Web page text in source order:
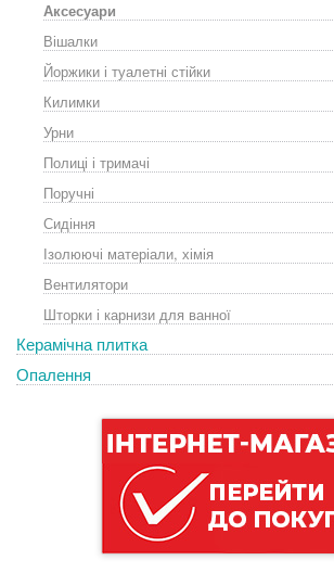
Аксесуари
Вішалки
Йоржики і туалетні стійки
Килимки
Урни
Полиці і тримачі
Поручні
Сидіння
Ізолюючі матеріали, хімія
Вентилятори
Шторки і карнизи для ванної
Керамічна плитка
Опалення